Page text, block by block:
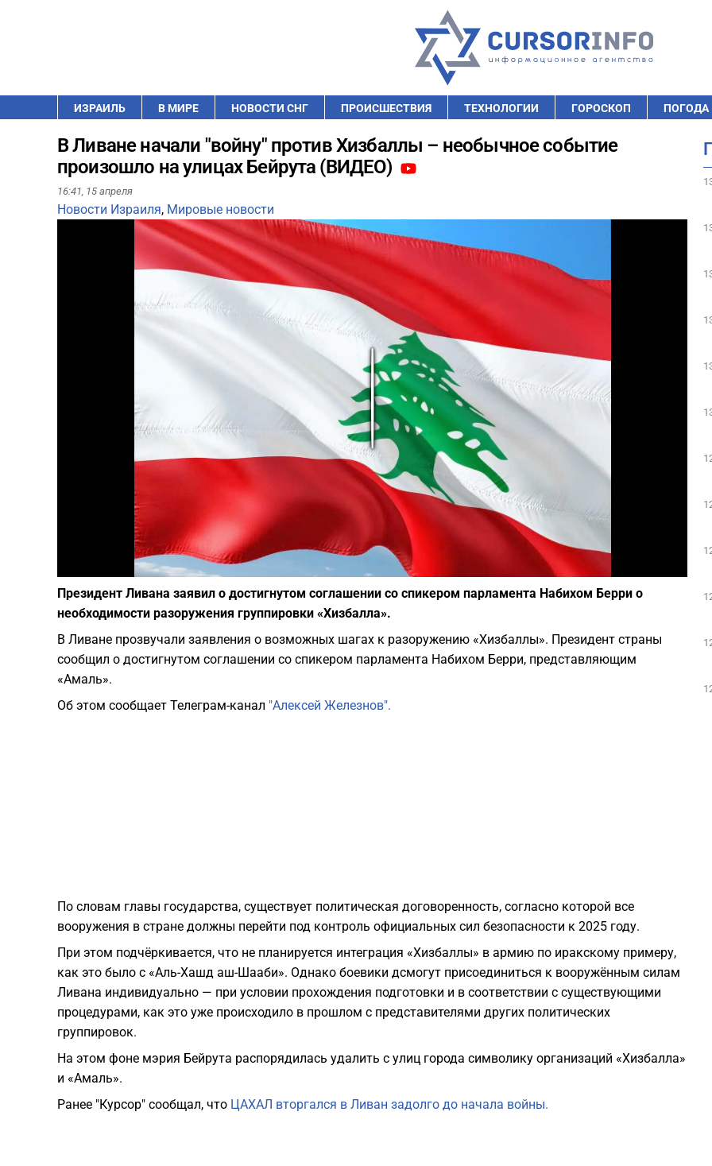
ИЗРАИЛЬ В МИРЕ НОВОСТИ СНГ ПРОИСШЕСТВИЯ ТЕХНОЛОГИИ ГОРОСКОП ПОГОДА
В Ливане начали "войну" против Хизбаллы – необычное событие
произошло на улицах Бейрута (ВИДЕО)
16:41, 15 апреля
Новости Израиля, Мировые новости
Play
Президент Ливана заявил о достигнутом соглашении со спикером парламента Набихом Берри о
необходимости разоружения группировки «Хизбалла».
В Ливане прозвучали заявления о возможных шагах к разоружению «Хизбаллы». Президент страны
сообщил о достигнутом соглашении со спикером парламента Набихом Берри, представляющим
«Амаль».
Об этом сообщает Телеграм-канал "Алексей Железнов".
По словам главы государства, существует политическая договоренность, согласно которой все
вооружения в стране должны перейти под контроль официальных сил безопасности к 2025 году.
При этом подчёркивается, что не планируется интеграция «Хизбаллы» в армию по иракскому примеру,
как это было с «Аль-Хашд аш-Шааби». Однако боевики дсмогут присоединиться к вооружённым силам
Ливана индивидуально — при условии прохождения подготовки и в соответствии с существующими
процедурами, как это уже происходило в прошлом с представителями других политических
группировок.
На этом фоне мэрия Бейрута распорядилась удалить с улиц города символику организаций «Хизбалла»
и «Амаль».
Ранее "Курсор" сообщал, что ЦАХАЛ вторгался в Ливан задолго до начала войны.